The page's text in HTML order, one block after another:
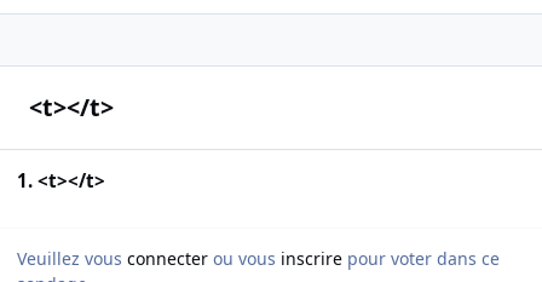
<t></t>
1. <t></t>
Veuillez vous connecter ou vous inscrire pour voter dans ce